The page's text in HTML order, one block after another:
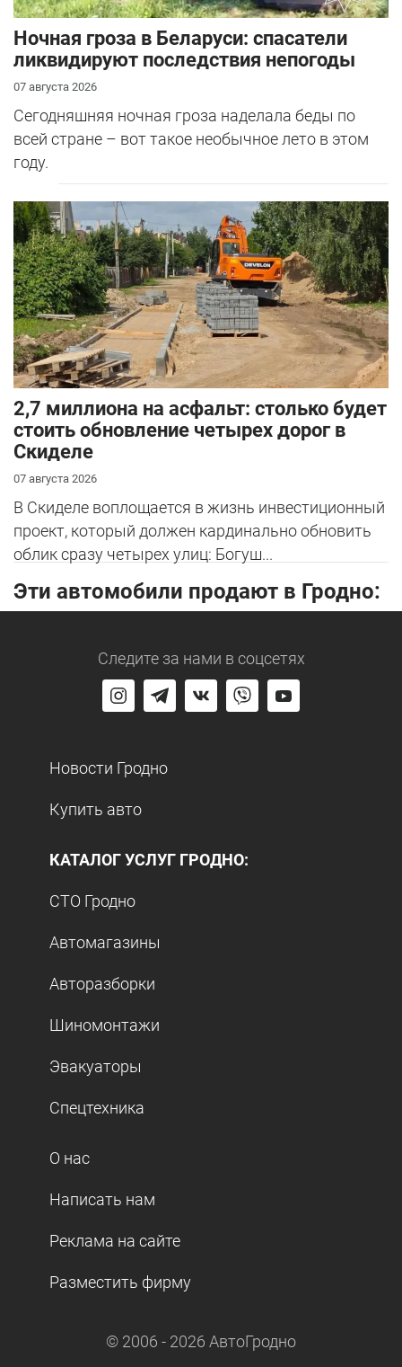
Ночная гроза в Беларуси: спасатели
ликвидируют последствия непогоды
07 августа 2026
Сегодняшняя ночная гроза наделала беды по
всей стране – вот такое необычное лето в этом
году.
2,7 миллиона на асфальт: столько будет
стоить обновление четырех дорог в
Скиделе
07 августа 2026
В Скиделе воплощается в жизнь инвестиционный
проект, который должен кардинально обновить
облик сразу четырех улиц: Богуш...
Эти автомобили продают в Гродно:
Следите за нами в соцсетях
Новости Гродно
Купить авто
КАТАЛОГ УСЛУГ ГРОДНО:
СТО Гродно
Автомагазины
Авторазборки
Шиномонтажи
Эвакуаторы
Спецтехника
О нас
Написать нам
Реклама на сайте
Разместить фирму
© 2006 - 2026 АвтоГродно